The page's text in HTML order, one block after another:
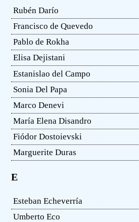
Rubén Darío
Francisco de Quevedo
Pablo de Rokha
Elisa Dejistani
Estanislao del Campo
Sonia Del Papa
Marco Denevi
María Elena Disandro
Fiódor Dostoievski
Marguerite Duras
E
Esteban Echeverría
Umberto Eco